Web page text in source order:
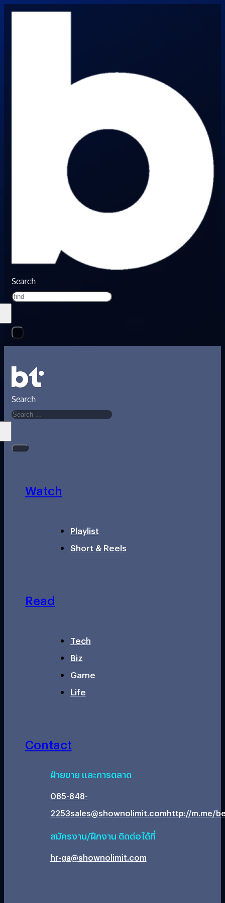
Search
Search
Watch
Playlist
Short & Reels
Read
Tech
Biz
Game
Life
Contact
ฝ่ายขาย และการตลาด
085-848-
2253sales@shownolimit.comhttp://m.me/
สมัครงาน/ฝึกงาน ติดต่อได้ที่
hr-ga@shownolimit.com